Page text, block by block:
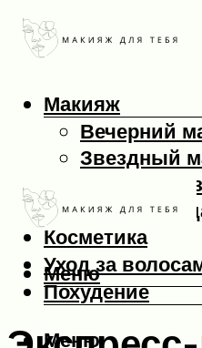
Макияж
Вечерний
Звездный
Макияж глаз
Макияж
Косметика
Уход за
Похудение
Меню
Меню